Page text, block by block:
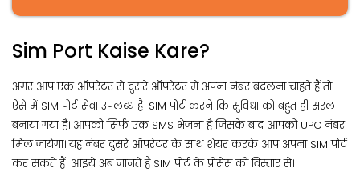
Sim Port Kaise Kare?
अगर आप एक ऑपरेटर से दुसरे ऑपरेटर में अपना नंबर बदलना चाहते हैं तो
ऐसे में SIM पोर्ट सेवा उपलब्ध है। SIM पोर्ट करने कि सुविधा को बहुत ही सरल
बनाया गया है। आपको सिर्फ एक SMS भेजना है जिसके बाद आपको UPC नंबर
मिल जायेगा। यह नंबर दुसरे ऑपरेटर के साथ शेयर करके आप अपना SIM पोर्ट
कर सकते हैं। आइये अब जानते है SIM पोर्ट के प्रोसेस को विस्तार से।